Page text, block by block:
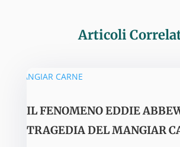
Articoli
IL FENOMENO EDDIE
TRAGEDIA DEL MANGIAR